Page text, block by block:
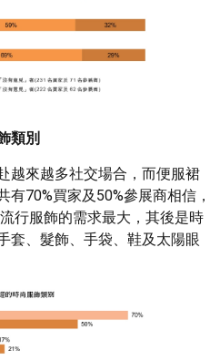
類別
越來越多社交場合，而便服裙
70%買家及50%參展商相信，
行服飾的需求最大，其後是時
套、髮飾、手袋、鞋及太陽眼